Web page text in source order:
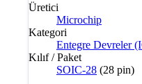
Üretici
Microchip
Kategori
Entegre Devreler
Kılıf / Paket
SOIC-28 (28 pin)